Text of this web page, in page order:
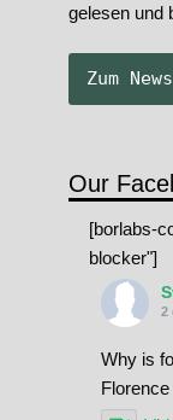
gelesen und
Our
[borlabs-
blocker"]
2
Why is